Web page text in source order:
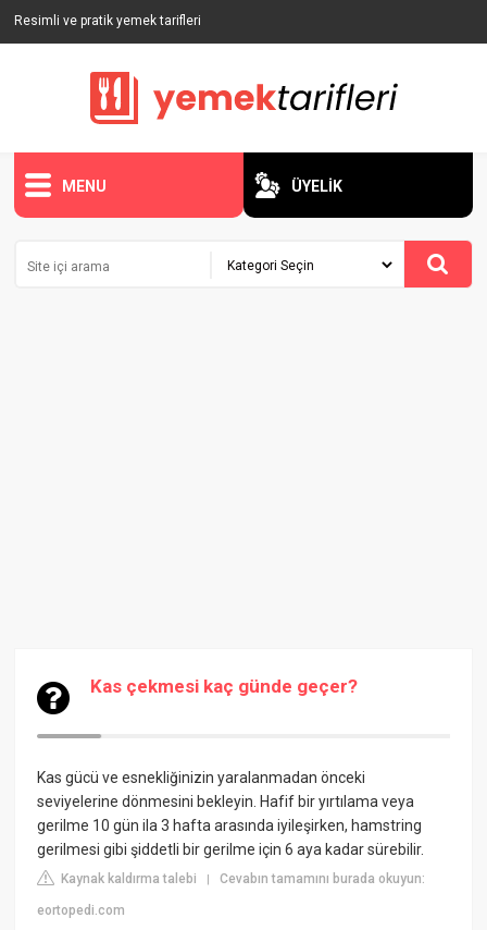
Resimli ve pratik yemek tarifleri
MENU ÜYELİK
Kas çekmesi kaç günde geçer?
Kas gücü ve esnekliğinizin yaralanmadan önceki
seviyelerine dönmesini bekleyin. Hafif bir yırtılama veya
gerilme 10 gün ila 3 hafta arasında iyileşirken, hamstring
gerilmesi gibi şiddetli bir gerilme için 6 aya kadar sürebilir.
Kaynak kaldırma talebi |Cevabın tamamını burada okuyun:
eortopedi.com